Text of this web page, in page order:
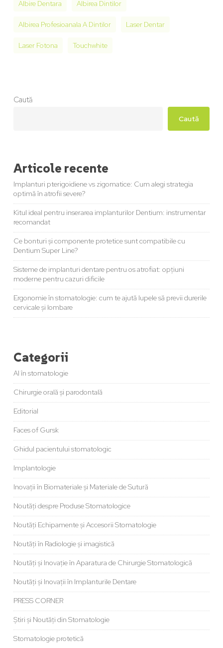
Albire Dentara Albirea Dintilor
Albirea Profesioanala A Dintilor Laser Dentar
Laser Fotona Touchwhite
Caută
Caută
Articole recente
Implanturi pterigoidiene vs zigomatice: Cum alegi strategia
optimă în atrofii severe?
Kitul ideal pentru inserarea implanturilor Dentium: instrumentar
recomandat
Ce bonturi și componente protetice sunt compatibile cu
Dentium Super Line?
Sisteme de implanturi dentare pentru os atrofiat: opțiuni
moderne pentru cazuri dificile
Ergonomie în stomatologie: cum te ajută lupele să previi durerile
cervicale și lombare
Categorii
AI în stomatologie
Chirurgie orală și parodontală
Editorial
Faces of Gursk
Ghidul pacientului stomatologic
Implantologie
Inovații în Biomateriale și Materiale de Sutură
Noutăți despre Produse Stomatologice
Noutăți Echipamente și Accesorii Stomatologie
Noutăți în Radiologie și imagistică
Noutăți și Inovație în Aparatura de Chirurgie Stomatologică
Noutăți și Inovații în Implanturile Dentare
PRESS CORNER
Știri și Noutăți din Stomatologie
Stomatologie protetică